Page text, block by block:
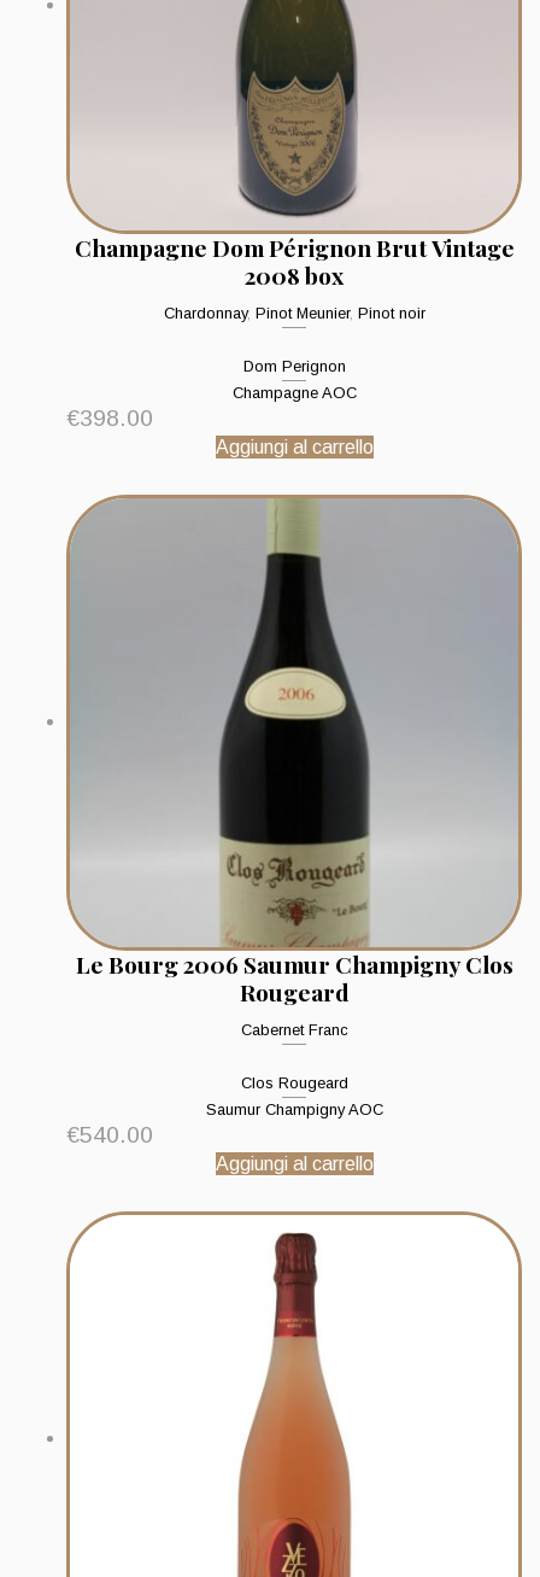
Champagne Dom Pérignon Brut Vintage
2008 box
Chardonnay, Pinot Meunier, Pinot noir
Dom Perignon
Champagne AOC
€398.00
Aggiungi al carrello
Le Bourg 2006 Saumur Champigny Clos
Rougeard
Cabernet Franc
Clos Rougeard
Saumur Champigny AOC
€540.00
Aggiungi al carrello